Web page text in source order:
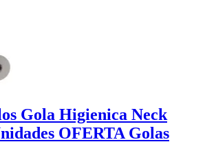
Gola Higienica Neck
OFERTA Golas